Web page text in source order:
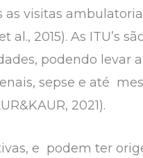
visitas
2015). As ITU’s
podendo levar a
sepse e até
2021).
e podem ter